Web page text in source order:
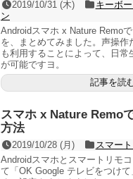
2019/10/31 (木) キーボ
ン
Androidスマホ x Nature Remo
を、まとめてみました。声操作
も利用することによって、日常
が可能ですヨ。
記事を読
スマホ x Nature Remo
方法
2019/10/28 (月)
スマー
Androidスマホとスマートリモ
て「OK Google テレビをつけ